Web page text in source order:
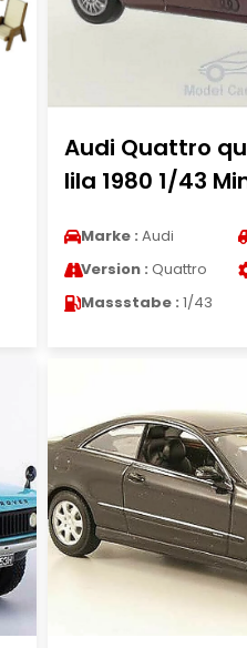
Audi Quattro
lila 1980 1/43
Marke : Audi
Version : Quattro
Massstabe : 1/43